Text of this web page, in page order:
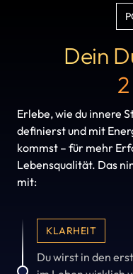
Dein
Erlebe, wie du innere
definierst und mit
kommst – für mehr
Lebensqualität. Das
mit:
KLARHEIT
Du wirst in den